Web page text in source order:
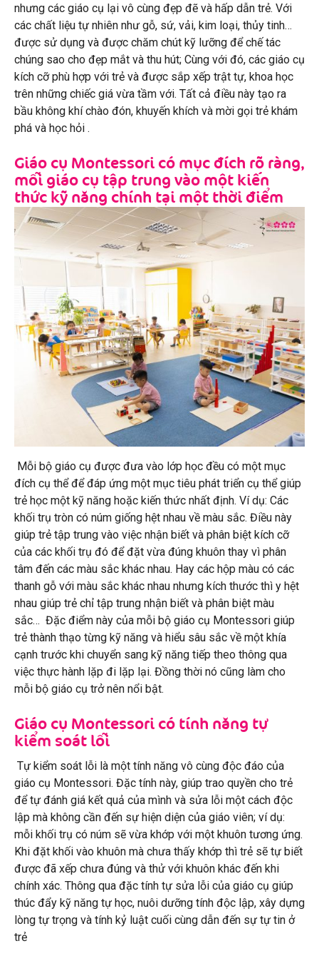
nhưng các giáo cụ lại vô cùng đẹp đẽ và hấp dẫn trẻ. Với
các chất liệu tự nhiên như gỗ, sứ, vải, kim loại, thủy tinh…
được sử dụng và được chăm chút kỹ lưỡng để chế tác
chúng sao cho đẹp mắt và thu hút; Cùng với đó, các giáo cụ
kích cỡ phù hợp với trẻ và được sắp xếp trật tự, khoa học
trên những chiếc giá vừa tầm với. Tất cả điều này tạo ra
bầu không khí chào đón, khuyến khích và mời gọi trẻ khám
phá và học hỏi .
Giáo cụ Montessori có mục đích rõ ràng,
mỗi giáo cụ tập trung vào một kiến
thức kỹ năng chính tại một thời điểm
Mỗi bộ giáo cụ được đưa vào lớp học đều có một mục
đích cụ thể để đáp ứng một mục tiêu phát triển cụ thể giúp
trẻ học một kỹ năng hoặc kiến thức nhất định. Ví dụ: Các
khối trụ tròn có núm giống hệt nhau về màu sắc. Điều này
giúp trẻ tập trung vào việc nhận biết và phân biệt kích cỡ
của các khối trụ đó để đặt vừa đúng khuôn thay vì phân
tâm đến các màu sắc khác nhau. Hay các hộp màu có các
thanh gỗ với màu sắc khác nhau nhưng kích thước thì y hệt
nhau giúp trẻ chỉ tập trung nhận biết và phân biệt màu
sắc… Đặc điểm này của mỗi bộ giáo cụ Montessori giúp
trẻ thành thạo từng kỹ năng và hiểu sâu sắc về một khía
cạnh trước khi chuyển sang kỹ năng tiếp theo thông qua
việc thực hành lặp đi lặp lại. Đồng thời nó cũng làm cho
mỗi bộ giáo cụ trở nên nổi bật.
Giáo cụ Montessori có tính năng tự
kiểm soát lỗi
Tự kiểm soát lỗi là một tính năng vô cùng độc đáo của
giáo cụ Montessori. Đặc tính này, giúp trao quyền cho trẻ
để tự đánh giá kết quả của mình và sửa lỗi một cách độc
lập mà không cần đến sự hiện diện của giáo viên; ví dụ:
mỗi khối trụ có núm sẽ vừa khớp với một khuôn tương ứng.
Khi đặt khối vào khuôn mà chưa thấy khớp thì trẻ sẽ tự biết
được đã xếp chưa đúng và thử với khuôn khác đến khi
chính xác. Thông qua đặc tính tự sửa lỗi của giáo cụ giúp
thúc đẩy kỹ năng tự học, nuôi dưỡng tính độc lập, xây dựng
lòng tự trọng và tính kỷ luật cuối cùng dẫn đến sự tự tin ở
trẻ